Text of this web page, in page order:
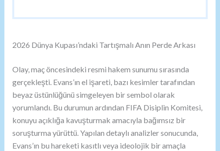
2026 Dünya Kupası’ndaki Tartışmalı Anın Perde Arkası
Olay, maç öncesindeki resmi hakem sunumu sırasında
gerçekleşti. Evans’ın el işareti, bazı kesimler tarafından
beyaz üstünlüğünü simgeleyen bir sembol olarak
yorumlandı. Bu durumun ardından FIFA Disiplin Komitesi,
konuyu açıklığa kavuşturmak amacıyla bağımsız bir
soruşturma yürüttü. Yapılan detaylı analizler sonucunda,
Evans’ın bu hareketi kasıtlı veya ideolojik bir amaçla